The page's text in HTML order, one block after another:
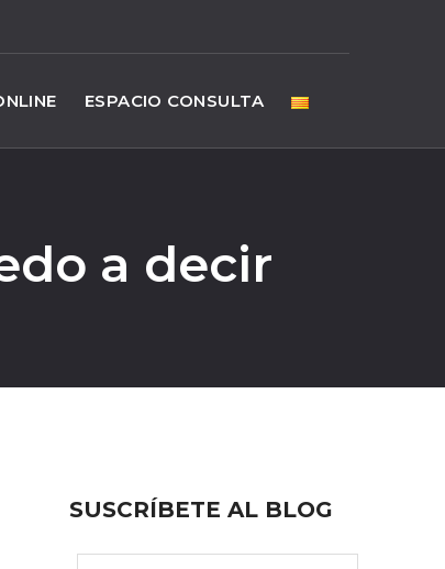
ESPACIO CONSULTA
a decir
SUSCRÍBETE AL BLOG